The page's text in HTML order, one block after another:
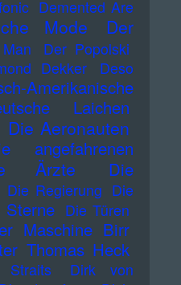
Demented Are
Mode
Der
Der Popolski
Dekker
Deso
Amerikanische
Laichen
Die Aeronauten
angefahrenen
Ärzte
Die
Die Regierung Die
Sterne Die Türen
Maschine Birr
Thomas Heck
Straits
Dirk von